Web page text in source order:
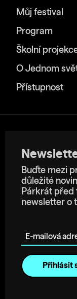
Můj festival
Program
Školní
O Jednom
Přístupnost
Buďte mezi
důležité
Párkrát před
newsletter o